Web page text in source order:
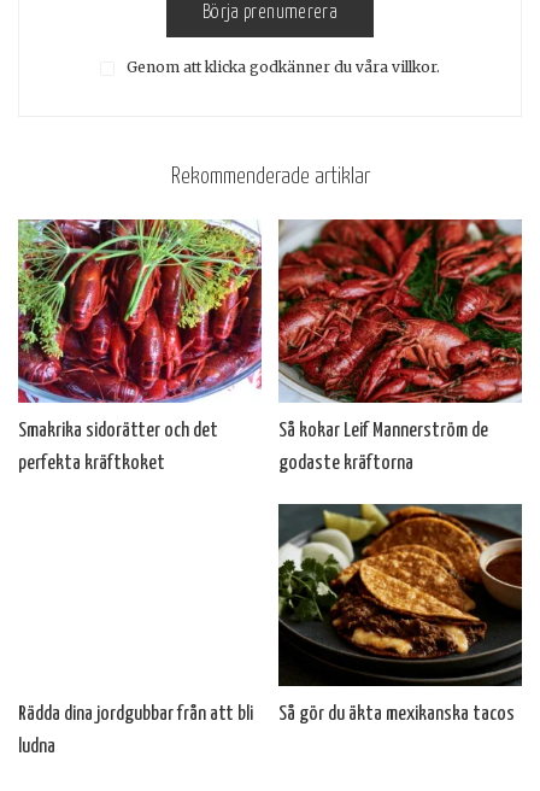
Börja prenumerera
Genom att klicka godkänner du våra villkor.
Rekommenderade artiklar
Smakrika sidorätter och det
perfekta kräftkoket
Så kokar Leif Mannerström de
godaste kräftorna
Rädda dina jordgubbar från att bli
ludna
Så gör du äkta mexikanska tacos